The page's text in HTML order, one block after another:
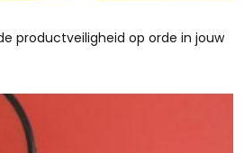
productveiligheid op orde in jouw